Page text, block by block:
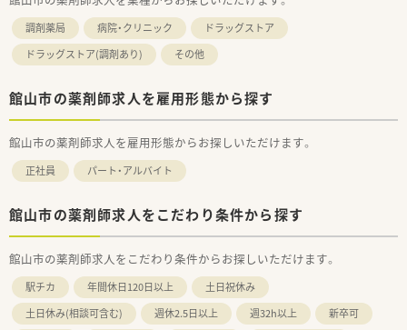
調剤薬局 病院・クリニック
ドラッグストア
ドラッグストア(調剤あり)
その他
館山市の薬剤師求人を雇用形態から探す
館山市の薬剤師求人を雇用形態からお探しいただけます。
正社員 パート・アルバイト
館山市の薬剤師求人をこだわり条件から探す
館山市の薬剤師求人をこだわり条件からお探しいただけます。
駅チカ 年間休日120日以上
土日祝休み
土日休み(相談可含む)
週休2.5日以上 週32h以上
新卒可